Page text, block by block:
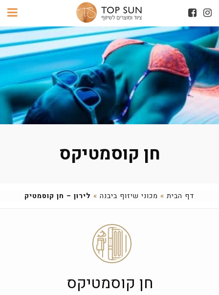
חן קוסמטיקס
דף הבית » מכוני שיזוף ביבנה » לירון – חן קוסמטיק
חן קוסמטיקס